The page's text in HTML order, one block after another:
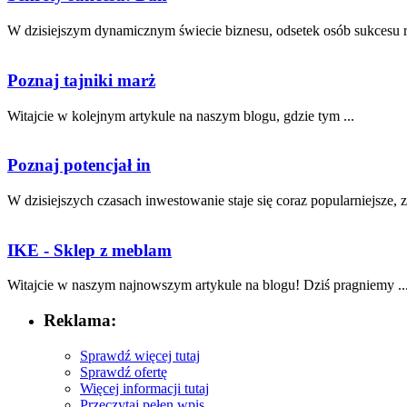
W dzisiejszym dynamicznym świecie⁢ biznesu, odsetek osób‍ sukcesu
Poznaj tajniki marż
Witajcie w kolejnym artykule na naszym blogu, gdzie tym ...
Poznaj potencjał in
W dzisiejszych czasach inwestowanie staje się coraz popularniejsze,
IKE - Sklep z meblam
Witajcie w naszym najnowszym artykule ​na blogu! Dziś pragniemy ...
Reklama:
Sprawdź więcej tutaj
Sprawdź ofertę
Więcej informacji tutaj